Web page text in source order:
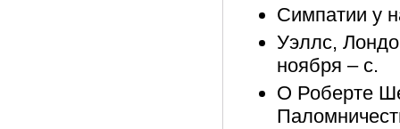
Симпатии у
Уэллс,
ноября – с.
О Роберте